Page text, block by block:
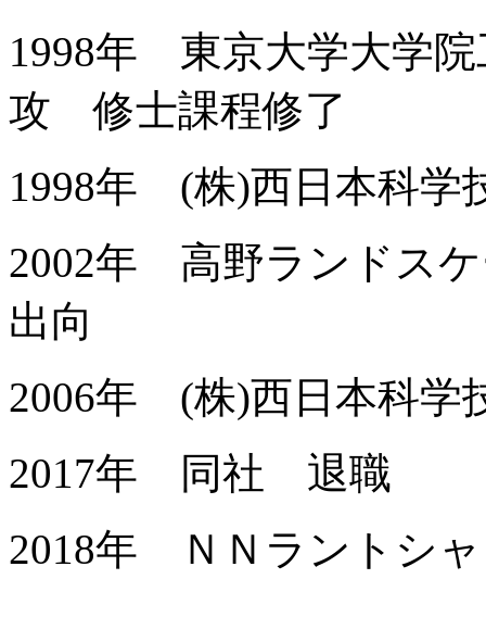
1998年 東京大学大学院
攻 修士課程修了
1998年 (株)西日本科
2002年 高野ランドス
出向
2006年 (株)西日本科
2017年 同社 退職
2018年 ＮＮラントシ